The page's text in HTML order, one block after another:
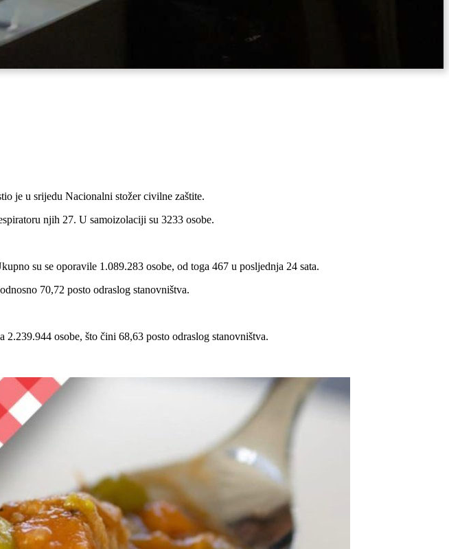
je u srijedu Nacionalni stožer civilne zaštite.
njih 27. U samoizolaciji su 3233 osobe.
su se oporavile 1.089.283 osobe, od toga 467 u posljednja 24 sata.
70,72 posto odraslog stanovništva.
osobe, što čini 68,63 posto odraslog stanovništva.